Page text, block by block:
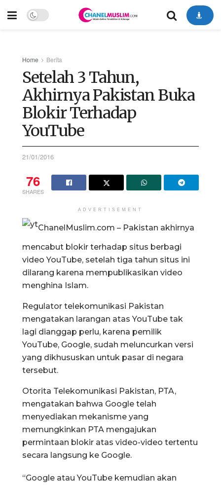
Home Berita
Setelah 3 Tahun,
Akhirnya Pakistan Buka
Blokir Terhadap
YouTube
21/01/2016
76
SHARES
ADVERTISEMENT
ChanelMuslim.com – Pakistan akhirnya
mencabut blokir terhadap situs berbagi
video YouTube, setelah tiga tahun situs ini
dilarang karena mempublikasikan video
menghina Islam.
Regulator telekomunikasi Pakistan
mengatakan larangan atas YouTube tak
lagi dianggap perlu, karena pemilik
YouTube, Google, sudah meluncurkan versi
yang dikhususkan untuk pasar di negara
tersebut.
Otorita Telekomunikasi Pakistan, PTA,
mengatakan bahwa Google telah
menyediakan mekanisme yang
memungkinkan PTA mengajukan
permintaan blokir atas video-video tertentu
secara langsung ke Google.
“Google atau YouTube kemudian akan